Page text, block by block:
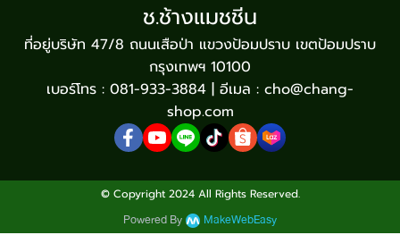
ช.ช้างแมชชีน
ที่อยู่บริษัท 47/8 ถนนเสือป่า แขวงป้อมปราบ เขตป้อมปราบ
กรุงเทพฯ 10100
เบอร์โทร : 081-933-3884 | อีเมล : cho@chang-
shop.com
© Copyright 2024 All Rights Reserved.
Powered By MakeWebEasy